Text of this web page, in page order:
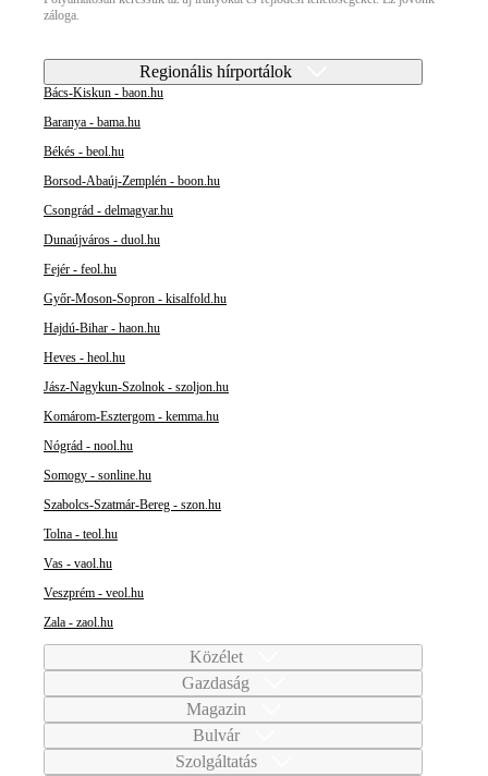
záloga.
Regionális hírportálok
Bács-Kiskun - baon.hu
Baranya - bama.hu
Békés - beol.hu
Borsod-Abaúj-Zemplén - boon.hu
Csongrád - delmagyar.hu
Dunaújváros - duol.hu
Fejér - feol.hu
Győr-Moson-Sopron - kisalfold.hu
Hajdú-Bihar - haon.hu
Heves - heol.hu
Jász-Nagykun-Szolnok - szoljon.hu
Komárom-Esztergom - kemma.hu
Nógrád - nool.hu
Somogy - sonline.hu
Szabolcs-Szatmár-Bereg - szon.hu
Tolna - teol.hu
Vas - vaol.hu
Veszprém - veol.hu
Zala - zaol.hu
Közélet
Gazdaság
Magazin
Bulvár
Szolgáltatás